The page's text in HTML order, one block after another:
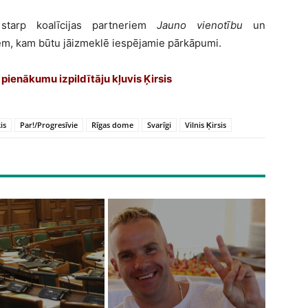
koalīcijas partneriem Jauno vienotību un
kam būtu jāizmeklē iespējamie pārkāpumi.
izpildītāju kļuvis Ķirsis
Par!/Progresīvie Rīgas dome Svarīgi Vilnis Ķirsis